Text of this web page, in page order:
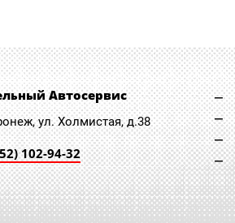
Автосервис
ул. Холмистая, д.38
102-94-32